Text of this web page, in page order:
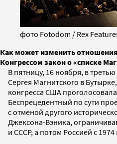
фото Fotodom / Rex
Как может изменить
Конгрессом закон о «списке
В пятницу, 16 ноября, в
Сергея Магнитского в
конгресса США
Беспрецедентный по сути
с отменой другого
Джексона-Вэника,
и СССР, а потом Россией с 1974